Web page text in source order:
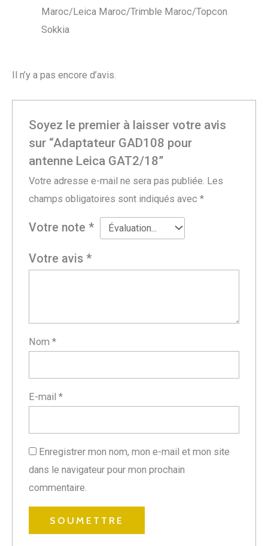
Maroc/Leica Maroc/Trimble Maroc/Topcon
Sokkia
Il n’y a pas encore d’avis.
Soyez le premier à laisser votre avis
sur “Adaptateur GAD108 pour
antenne Leica GAT2/18”
Votre adresse e-mail ne sera pas publiée. Les
champs obligatoires sont indiqués avec*
Votre note*
Votre avis*
Nom*
E-mail*
Enregistrer mon nom, mon e-mail et mon site
dans le navigateur pour mon prochain
commentaire.